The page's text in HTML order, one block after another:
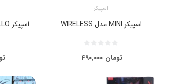
اسپیکر
اسپیکر MINI مدل WIRELESS
۴۹۰,۰۰۰ تومان
اسپیکر MUSIC APOLLO مدل A11